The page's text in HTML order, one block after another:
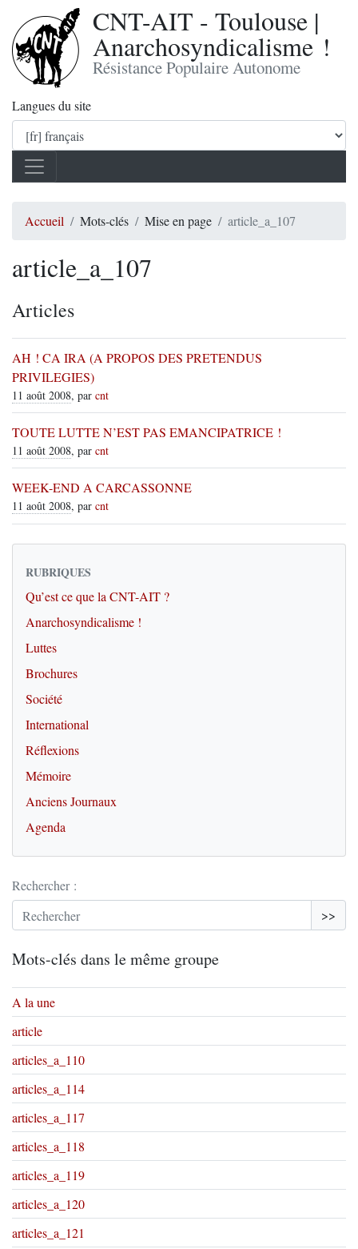
CNT-AIT - Toulouse |
Anarchosyndicalisme !
Résistance Populaire Autonome
Langues du site
Accueil Mots-clés Mise en page article_a_107
article_a_107
Articles
AH ! CA IRA (A PROPOS DES PRETENDUS
PRIVILEGIES)
11 août 2008, par cnt
TOUTE LUTTE N’EST PAS EMANCIPATRICE !
11 août 2008, par cnt
WEEK-END A CARCASSONNE
11 août 2008, par cnt
RUBRIQUES
Qu’est ce que la CNT-AIT ?
Anarchosyndicalisme !
Luttes
Brochures
Société
International
Réflexions
Mémoire
Anciens Journaux
Agenda
Rechercher :
>>
Mots-clés dans le même groupe
A la une
article
articles_a_110
articles_a_114
articles_a_117
articles_a_118
articles_a_119
articles_a_120
articles_a_121